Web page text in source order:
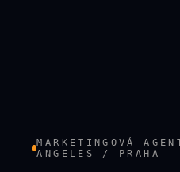
MARKETINGOVÁ
ANGELES / PRAHA